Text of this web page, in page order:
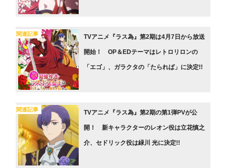
関連記事 TVアニメ『ラス為』第2期は4月7日から放送
開始！ OP＆EDテーマはレトロリロンの
「エゴ」、ガラクタの「たられば」に決定!!
関連記事 TVアニメ『ラス為』第2期の第1弾PVが公
開！ 新キャラクターのレオン役は立花慎之
介、セドリック役は緑川 光に決定!!